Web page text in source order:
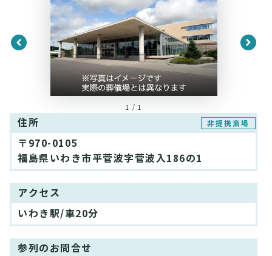
1 / 1
住所 非提携斎場
〒970-0105
福島県いわき市平菅波字菅波入186の1
アクセス
いわき駅/車20分
参列のお問合せ